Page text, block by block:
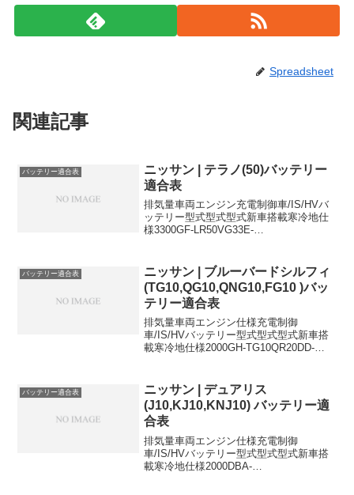
Spreadsheet
関連記事
バッテリー適合表
ニッサン | テラノ(50)バッテリー
適合表
排気量車両エンジン充電制御車/IS/HVバ
ッテリー型式型式型式新車搭載寒冷地仕
様3300GF-LR50VG33E-
1...
バッテリー適合表
ニッサン | ブルーバードシルフィ
(TG10,QG10,QNG10,FG10 )バッ
テリー適合表
排気量車両エンジン仕様充電制御
車/IS/HVバッテリー型式型式型式新車搭
載寒冷地仕様2000GH-TG10QR20DD-
バッテリー適合表
ニッサン | デュアリス
(J10,KJ10,KNJ10) バッテリー適
合表
排気量車両エンジン仕様充電制御
車/IS/HVバッテリー型式型式型式新車搭
載寒冷地仕様2000DBA-